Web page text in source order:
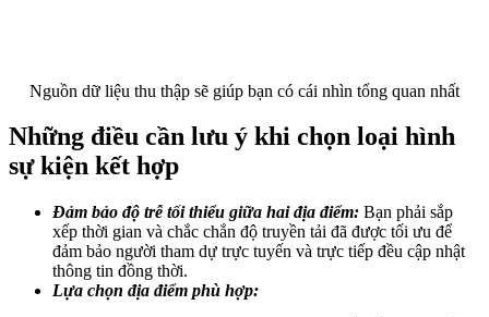
Nguồn dữ liệu thu thập sẽ giúp bạn có cái nhìn tổng quan nhất
Những điều cần lưu ý khi chọn loại hình
sự kiện kết hợp
Đảm bảo độ trễ tối thiểu giữa hai địa điểm: Bạn phải sắp
xếp thời gian và chắc chắn độ truyền tải đã được tối ưu để
đảm bảo người tham dự trực tuyến và trực tiếp đều cập nhật
thông tin đồng thời.
Lựa chọn địa điểm phù hợp: